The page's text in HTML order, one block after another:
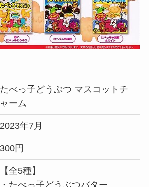
たべっ子どうぶつ マスコットチ
ャーム
2023年7月
300円
【全5種】
・たべっ子どうぶつバター